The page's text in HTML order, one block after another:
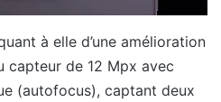
à elle d’une amélioration
capteur de 12 Mpx avec
(autofocus), captant deux